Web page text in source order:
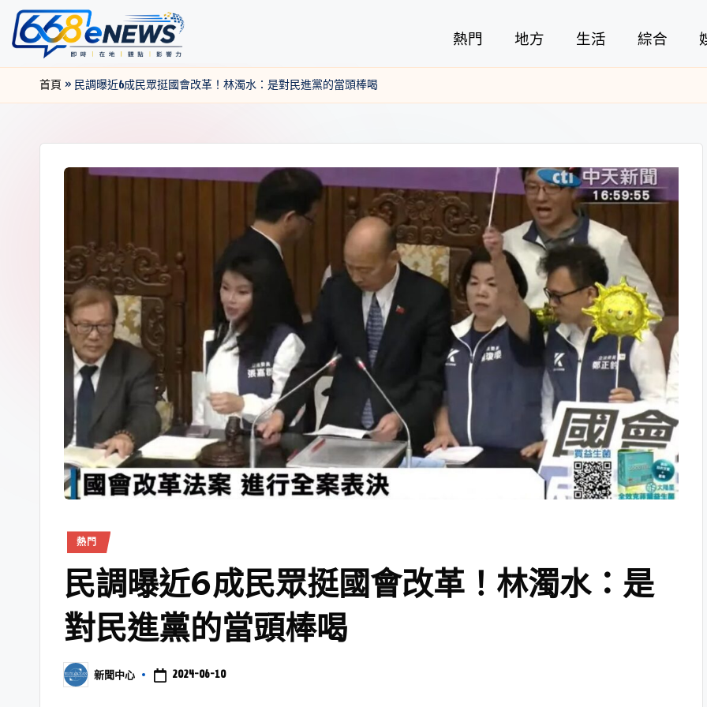
熱門 地方 生活 綜合
首頁 » 民調曝近6成民眾挺國會改革！林濁水：是對民進黨的當頭棒喝
熱門
民調曝近6成民眾挺國會改革！林濁水：是
對民進黨的當頭棒喝
新聞中心 2024-06-10